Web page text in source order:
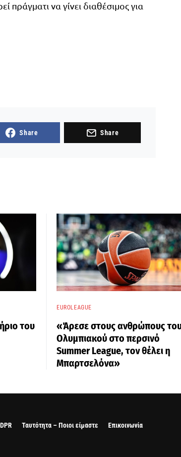
πράγματι να γίνει διαθέσιμος για
Share Share
του
EUROLEAGUE
«Άρεσε στους ανθρώπους
Ολυμπιακού στο περσινό
Summer League, τον θέλει η
Μπαρτσελόνα»
Ταυτότητα – Ποιοι είμαστε Επικοινωνία